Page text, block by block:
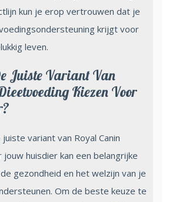
kun je erop vertrouwen dat je
krijgt voor
leven.
Juiste Variant Van
Kiezen Voor
variant van Royal Canin
huisdier kan een belangrijke
gezondheid en het welzijn van je
Om de beste keuze te